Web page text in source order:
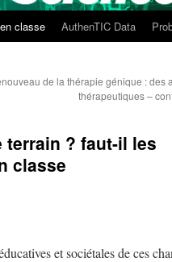
classe AuthenTIC Data
de la thérapie génique : des
thérapeutiques –
? faut-il les
classe
et sociétales de ces